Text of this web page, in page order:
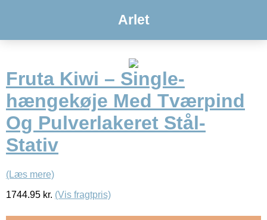
Arlet
Fruta Kiwi – Single-
hængekøje Med Tværpind
Og Pulverlakeret Stål-
Stativ
(Læs mere)
1744.95 kr. (Vis fragtpris)